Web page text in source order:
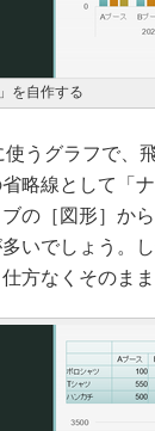
を自作する
うグラフで、
略線として「
の［図形］か
多いでしょう。
方なくそのま